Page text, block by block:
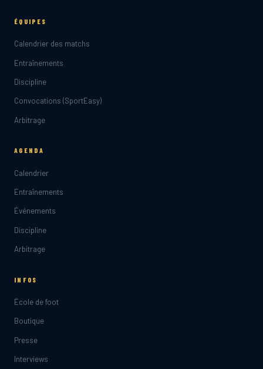
ÉQUIPES
Calendrier des matchs
Entraînements
Discipline
Convocations (SportEasy)
Arbitrage
AGENDA
Calendrier
Entraînements
Événements
Discipline
Arbitrage
INFOS
École de foot
Boutique
Presse
Interviews